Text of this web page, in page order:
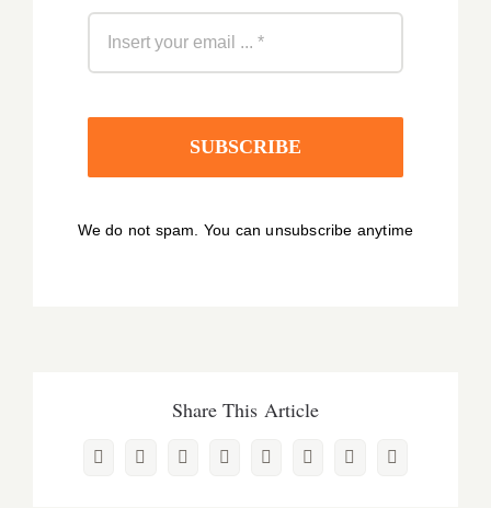
SUBSCRIBE
We do not spam. You can unsubscribe anytime
Share This Article
Facebook
X RedditLinkedInWhatsAppPinterest
Vk
E-